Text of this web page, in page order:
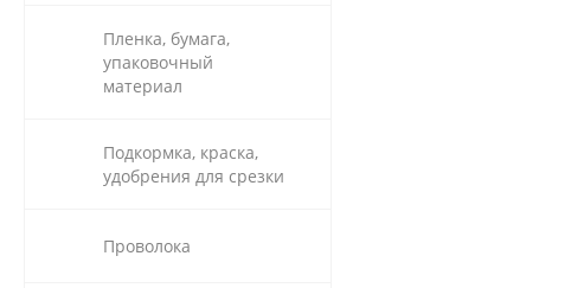
Пленка, бумага,
упаковочный
материал
Подкормка, краска,
удобрения для срезки
Проволока